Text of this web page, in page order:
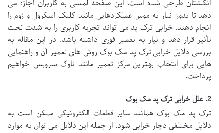
انگشتان طراحی شده است. این صفحه لمسی به کاربران اجازه می
دهد تا بدون نیاز به موس عملکردهایی مانند کلیک اسکرول و زوم را
انجام دهند. خرابی ترک پد می تواند تجربه کاربری را به شدت تحت
تأثیر قرار دهد و نیاز به تعمیر فوری داشته باشد. در این مقاله به
بررسی دلایل خرابی ترک پد مک بوک روش های تعمیر آن و راهنمایی
هایی برای انتخاب بهترین مرکز تعمیر مانند ناوک سرویس خواهیم
پرداخت.
2. علل خرابی ترک پد مک بوک
ترک پد مک بوک همانند سایر قطعات الکترونیکی ممکن است به
دلایل مختلفی دچار خرابی شود. از جمله این دلایل می توان به موارد